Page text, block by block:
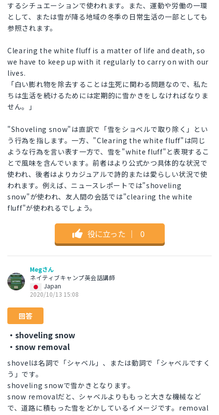
するシチュエーションで使われます。また、運動や労働の一環
として、または雪が降る地域の冬季の日常生活の一部としても
参照されます。
Clearing the white fluff is a matter of life and death, so
we have to keep up with it regularly to carry on with our
lives.
「白い膨れ物を除去することは生死に関わる問題なので、私た
ちは生活を続けるためには定期的に雪かきをしなければなりま
せん。」
"Shoveling snow"は直訳で「雪をショベルで取り除く」とい
う行為を指します。一方、"Clearing the white fluff"は同じ
ような行為を言い表す一方で、雪を"white fluff"と表現するこ
とで風味を含んでいます。前者はより公式かつ具体的な状況で
使われ、後者はよりカジュアルで詩的または愛らしい状況で使
われます。例えば、ニュースレポートでは"shoveling
snow"が使われ、友人間の会話では"clearing the white
fluff"が使われるでしょう。
役に立った ｜ 0
Megさん
ネイティブキャンプ英会話講師
Japan
2020/10/13 15:08
回答
・shoveling snow
・snow removal
shovelは名詞で「シャベル」、または動詞で「シャベルですく
う」です。
shoveling snowで雪かきとなります。
snow removalだと、シャベルよりももっと大きな機械など
で、道路に積もった雪をどかしているイメージです。removal